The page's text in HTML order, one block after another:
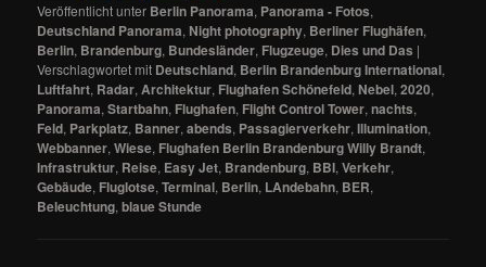
Veröffentlicht unter Berlin Panorama, Panorama - Fotos,
Deutschland Panorama, Night photography, Berliner Flughäfen,
Berlin, Brandenburg, Bundesländer, Flugzeuge, Dies und Das |
Verschlagwortet mit Deutschland, Berlin Brandenburg International,
Luftfahrt, Radar, Architektur, Flughafen Schönefeld, Nebel,2020,
Panorama,Startbahn, Flughafen, Flight Control Tower,nachts,
Feld, Parkplatz, Banner,abends, Passagierverkehr,Illumination,
Webbanner,Wiese, Flughafen Berlin Brandenburg Willy Brandt,
Infrastruktur, Reise, Easy Jet, Brandenburg, BBI,Verkehr,
Gebäude, Fluglotse,Terminal, Berlin, LAndebahn, BER,
Beleuchtung,blaue Stunde